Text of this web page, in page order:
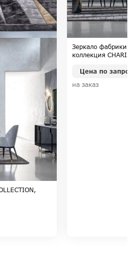
Зеркало фабрики
коллекция
Цена по
на заказ